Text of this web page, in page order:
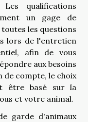
qualifications
un gage de
les questions
lors de l'entretien
afin de vous
aux besoins
de compte, le choix
être basé sur la
et votre animal.
garde d'animaux